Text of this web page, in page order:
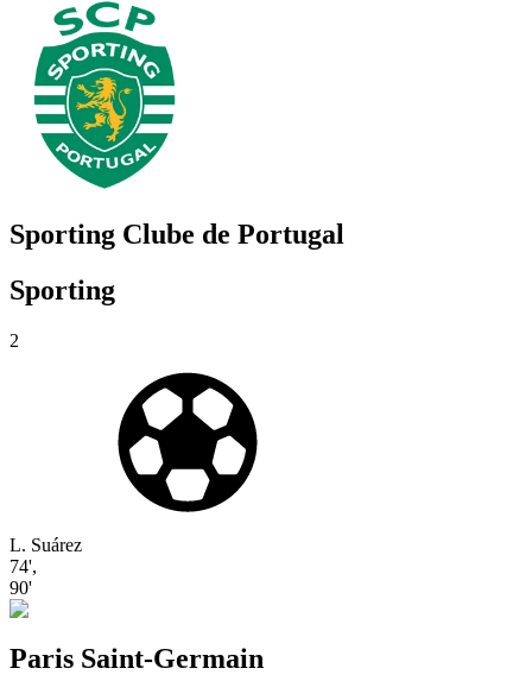
Sporting Clube de Portugal
Sporting
2
L. Suárez
74',
90'
Paris Saint-Germain